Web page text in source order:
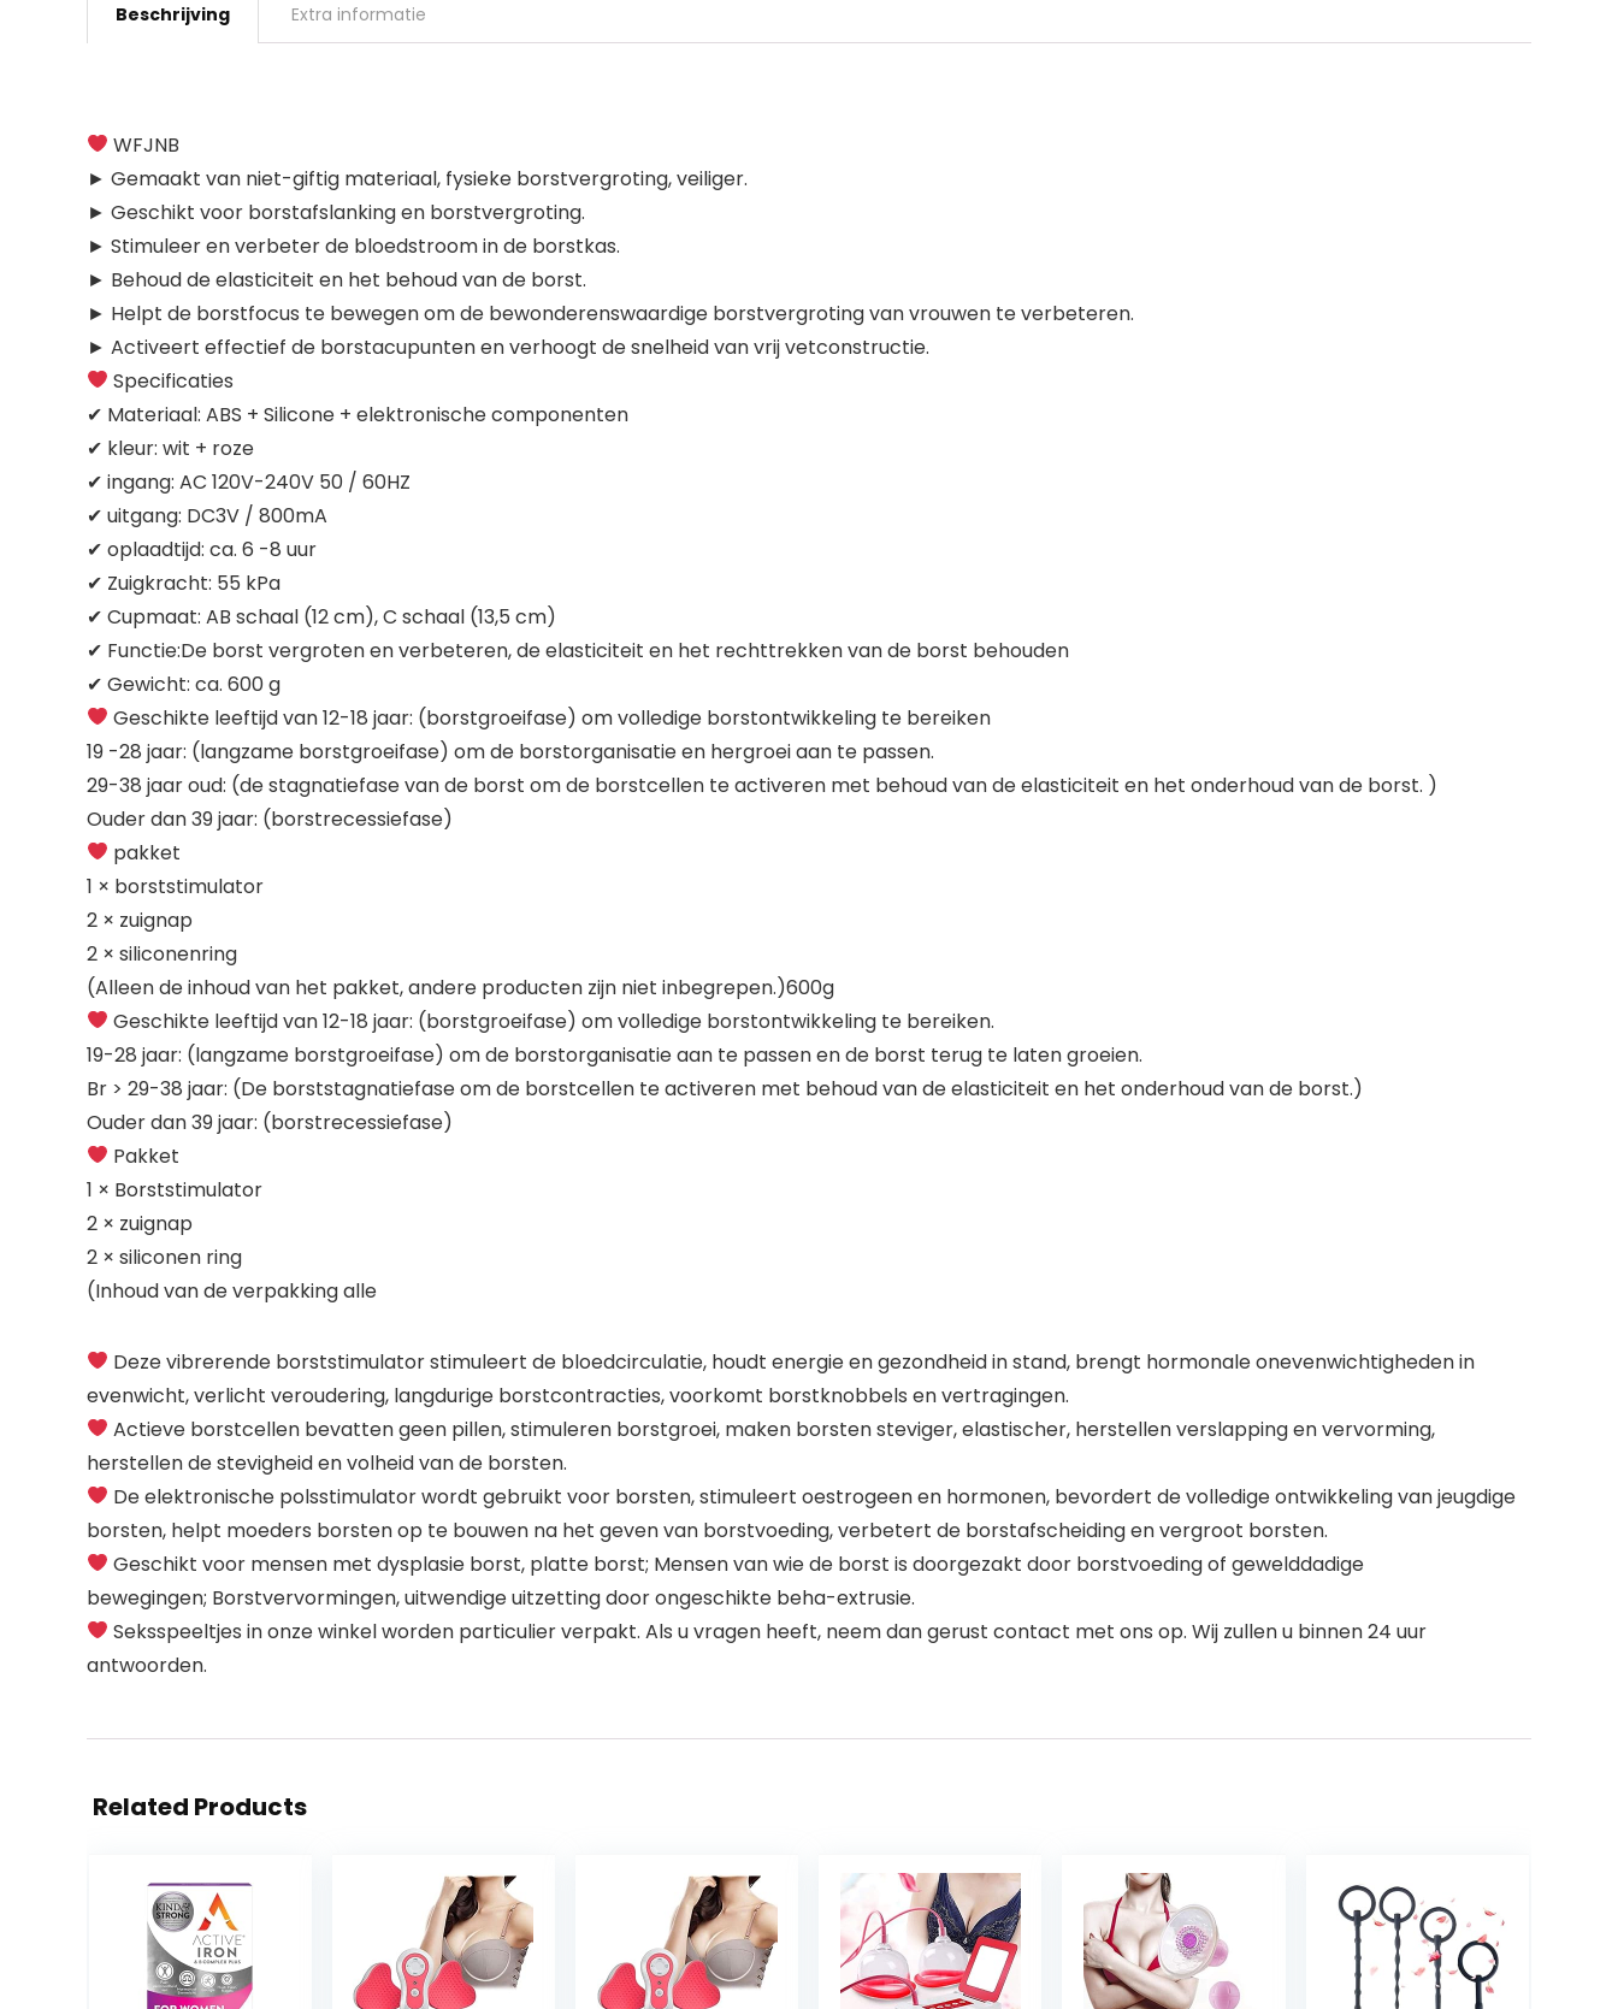
Beschrijving Extra informatie
WFJNB
► Gemaakt van niet-giftig materiaal, fysieke borstvergroting, veiliger.
► Geschikt voor borstafslanking en borstvergroting.
► Stimuleer en verbeter de bloedstroom in de borstkas.
► Behoud de elasticiteit en het behoud van de borst.
► Helpt de borstfocus te bewegen om de bewonderenswaardige borstvergroting van vrouwen te verbeteren.
► Activeert effectief de borstacupunten en verhoogt de snelheid van vrij vetconstructie.
Specificaties
✔ Materiaal: ABS + Silicone + elektronische componenten
✔ kleur: wit + roze
✔ ingang: AC 120V-240V 50 / 60HZ
✔ uitgang: DC3V / 800mA
✔ oplaadtijd: ca. 6 -8 uur
✔ Zuigkracht: 55 kPa
✔ Cupmaat: AB schaal (12 cm), C schaal (13,5 cm)
✔ Functie:De borst vergroten en verbeteren, de elasticiteit en het rechttrekken van de borst behouden
✔ Gewicht: ca. 600 g
Geschikte leeftijd van 12-18 jaar: (borstgroeifase) om volledige borstontwikkeling te bereiken
19 -28 jaar: (langzame borstgroeifase) om de borstorganisatie en hergroei aan te passen.
29-38 jaar oud: (de stagnatiefase van de borst om de borstcellen te activeren met behoud van de elasticiteit en het onderhoud van de borst. )
Ouder dan 39 jaar: (borstrecessiefase)
pakket
1 × borststimulator
2 × zuignap
2 × siliconenring
(Alleen de inhoud van het pakket, andere producten zijn niet inbegrepen.)600g
Geschikte leeftijd van 12-18 jaar: (borstgroeifase) om volledige borstontwikkeling te bereiken.
19-28 jaar: (langzame borstgroeifase) om de borstorganisatie aan te passen en de borst terug te laten groeien.
Br > 29-38 jaar: (De borststagnatiefase om de borstcellen te activeren met behoud van de elasticiteit en het onderhoud van de borst.)
Ouder dan 39 jaar: (borstrecessiefase)
Pakket
1 × Borststimulator
2 × zuignap
2 × siliconen ring
(Inhoud van de verpakking alle
Deze vibrerende borststimulator stimuleert de bloedcirculatie, houdt energie en gezondheid in stand, brengt hormonale onevenwichtigheden in
evenwicht, verlicht veroudering, langdurige borstcontracties, voorkomt borstknobbels en vertragingen.
Actieve borstcellen bevatten geen pillen, stimuleren borstgroei, maken borsten steviger, elastischer, herstellen verslapping en vervorming,
herstellen de stevigheid en volheid van de borsten.
De elektronische polsstimulator wordt gebruikt voor borsten, stimuleert oestrogeen en hormonen, bevordert de volledige ontwikkeling van jeugdige
borsten, helpt moeders borsten op te bouwen na het geven van borstvoeding, verbetert de borstafscheiding en vergroot borsten.
Geschikt voor mensen met dysplasie borst, platte borst; Mensen van wie de borst is doorgezakt door borstvoeding of gewelddadige
bewegingen; Borstvervormingen, uitwendige uitzetting door ongeschikte beha-extrusie.
Seksspeeltjes in onze winkel worden particulier verpakt. Als u vragen heeft, neem dan gerust contact met ons op. Wij zullen u binnen 24 uur
antwoorden.
Related Products